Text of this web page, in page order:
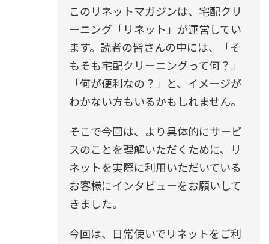
このリネットマガジンは、宅配クリ
ーニング「リネット」が運営してい
ます。読者の皆さんの中には、「そ
もそも宅配クリーニングって何？」
「何が便利なの？」と、イメージが
わかない方もいるかもしれません。
そこで今回は、より具体的にサービ
スのことを理解いただくために、リ
ネットを実際に利用いただいている
お客様にインタビューをお願いして
きました。
今回は、日常使いでリネットをご利